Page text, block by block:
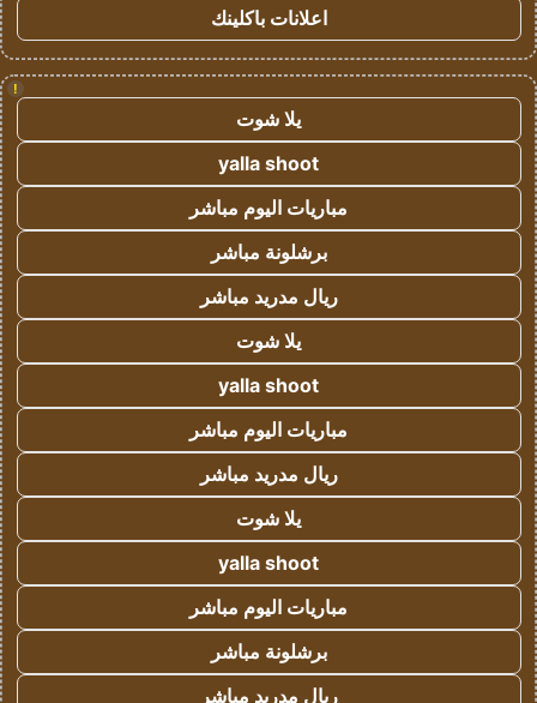
اعلانات باكلينك
!
يلا شوت
yalla shoot
مباريات اليوم مباشر
برشلونة مباشر
ريال مدريد مباشر
يلا شوت
yalla shoot
مباريات اليوم مباشر
ريال مدريد مباشر
يلا شوت
yalla shoot
مباريات اليوم مباشر
برشلونة مباشر
ريال مدريد مباشر